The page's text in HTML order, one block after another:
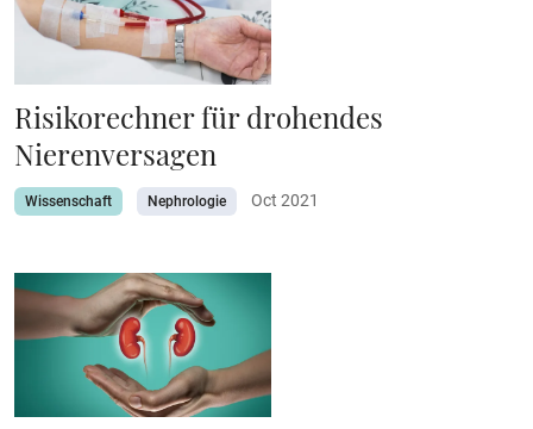
Risikorechner für drohendes
Nierenversagen
Wissenschaft Nephrologie Oct 2021